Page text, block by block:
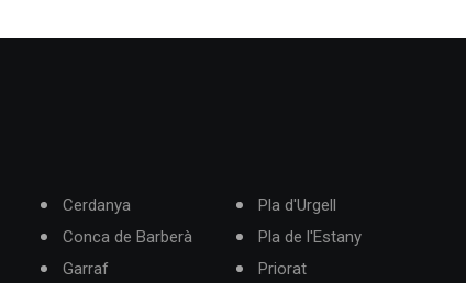
Cerdanya
Conca de Barberà
Garraf
Pla d'Urgell
Pla de l'Estany
Priorat